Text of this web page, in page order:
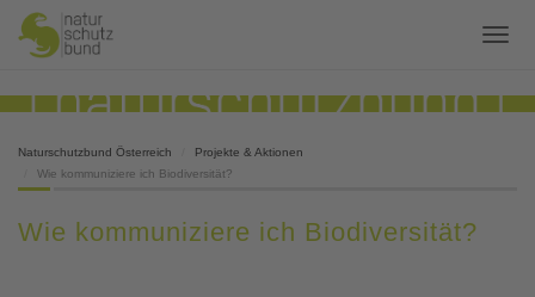
Naturschutzbund Österreich
Projekte & Aktionen
Wie kommuniziere ich Biodiversität?
Wie kommuniziere ich Biodiversität?